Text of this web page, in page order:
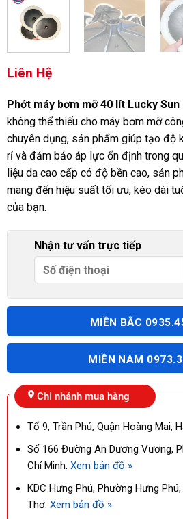
Liên Hệ
Phớt máy bơm mỡ 40 lít Lucky Sun
không thể thiếu cho máy bơm mỡ
chuyên dụng, sản phẩm giúp tạo độ
rỉ và đảm bảo áp lực ổn định trong
liệu da cao cấp có độ bền cao, sản
mang đến hiệu suất tối ưu, kéo dài
của bạn.
Nhận tư vấn trực tiếp
MIỀN BẮC
MIỀN NAM
Chi nhánh mua hàng
Tổ 9, Trần Phú, Quận Hoàng Mai,
Số 166 Đường An Dương Vương,
Chí Minh.Xem bản đồ »
KDC Hưng Phú, Phường Hưng
Thơ.Xem bản đồ »